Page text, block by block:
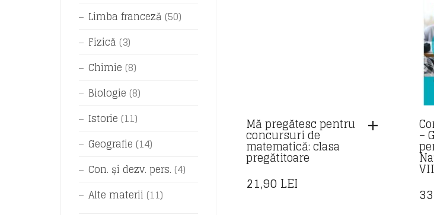
Mă pregătesc pentru
concursuri de
matematică: clasa
pregătitoare
21,90 LEI
–
Limba franceză (50)
Fizică (3)
Chimie (8)
Biologie (8)
Istorie (11)
Geografie (14)
Con. și dezv. pers. (4)
Alte materii (11)